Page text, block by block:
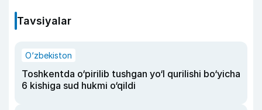
Tavsiyalar
O‘zbekiston
Toshkentda o‘pirilib tushgan yo‘l qurilishi bo‘yicha
6 kishiga sud hukmi o‘qildi